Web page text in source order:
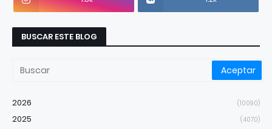
BUSCAR ESTE BLOG
2026 (10090)
2025 (4070)